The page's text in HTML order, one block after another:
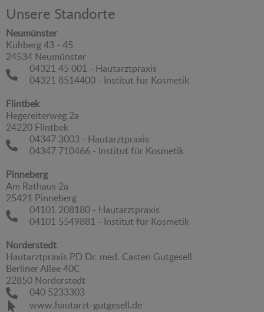
Unsere Standorte
Neumünster
Kuhberg 43 - 45
24534 Neumünster
04321 45 001 - Hautarztpraxis
04321 8514400 - Institut für Kosmetik
Flintbek
Hegereiterweg 2a
24220 Flintbek
04347 3003 - Hautarztpraxis
04347 710466 - Institut für Kosmetik
Pinneberg
Am Rathaus 2a
25421 Pinneberg
04101 208180 - Hautarztpraxis
04101 5549881 - Institut für Kosmetik
Norderstedt
Hautarztpraxis PD Dr. med. Casten Gutgesell
Berliner Allee 40C
22850 Norderstedt
040 5233303
www.hautarzt-gutgesell.de